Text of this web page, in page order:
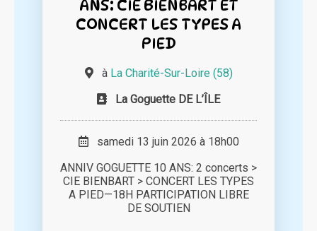
ANS: CIE BIENBART ET
CONCERT LES TYPES A
PIED
à La Charité-Sur-Loire (58)
La Goguette DE L’ÎLE
samedi 13 juin 2026 à 18h00
ANNIV GOGUETTE 10 ANS: 2 concerts >
CIE BIENBART > CONCERT LES TYPES
A PIED—18H PARTICIPATION LIBRE
DE SOUTIEN